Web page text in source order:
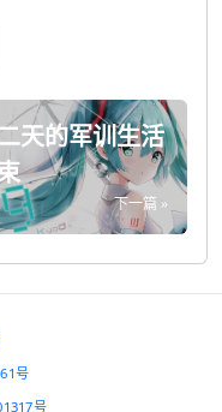
天的军训生活
下一篇 »
号
号